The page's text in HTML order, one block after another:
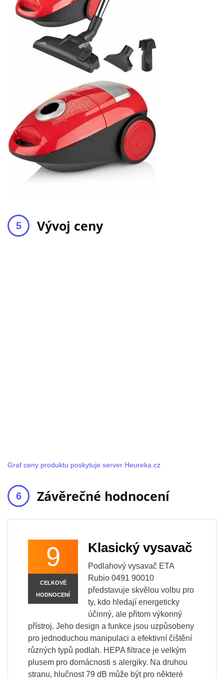
Vývoj ceny
Graf ceny produktu poskytuje server Heureka.cz
Závěrečné hodnocení
9
CELKOVÉ
HODNOCENÍ
Klasický vysavač
Podlahový vysavač ETA
Rubio 0491 90010
představuje skvělou volbu pro
ty, kdo hledají energeticky
účinný, ale přitom výkonný
přístroj. Jeho design a funkce jsou uzpůsobeny
pro jednoduchou manipulaci a efektivní čištění
různých typů podlah. HEPA filtrace je velkým
plusem pro domácnosti s alergiky. Na druhou
stranu, hlučnost 79 dB může být pro některé